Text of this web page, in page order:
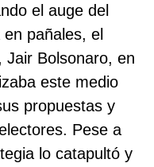
el auge del
pañales, el
Jair Bolsonaro, en
este medio
propuestas y
Pese a
lo catapultó y